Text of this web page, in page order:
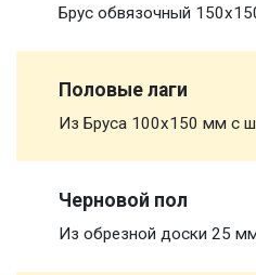
Брус обвязочный
Половые лаги
Из Бруса 100х150 мм с
Черновой пол
Из обрезной доски 25